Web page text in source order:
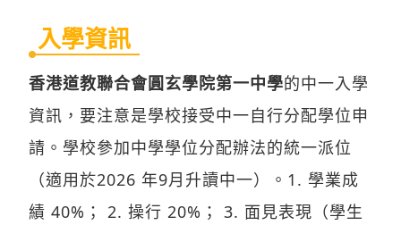
入學資訊
香港道教聯合會圓玄學院第一中學的中一入學
資訊，要注意是學校接受中一自行分配學位申
請。學校參加中學學位分配辦法的統一派位
（適用於2026 年9月升讀中一）。1. 學業成
績 40%； 2. 操行 20%； 3. 面見表現（學生